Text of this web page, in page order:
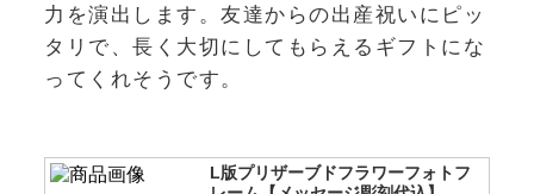
力を演出します。友達からの出産祝いにピッ
タリで、長く大切にしてもらえるギフトにな
ってくれそうです。